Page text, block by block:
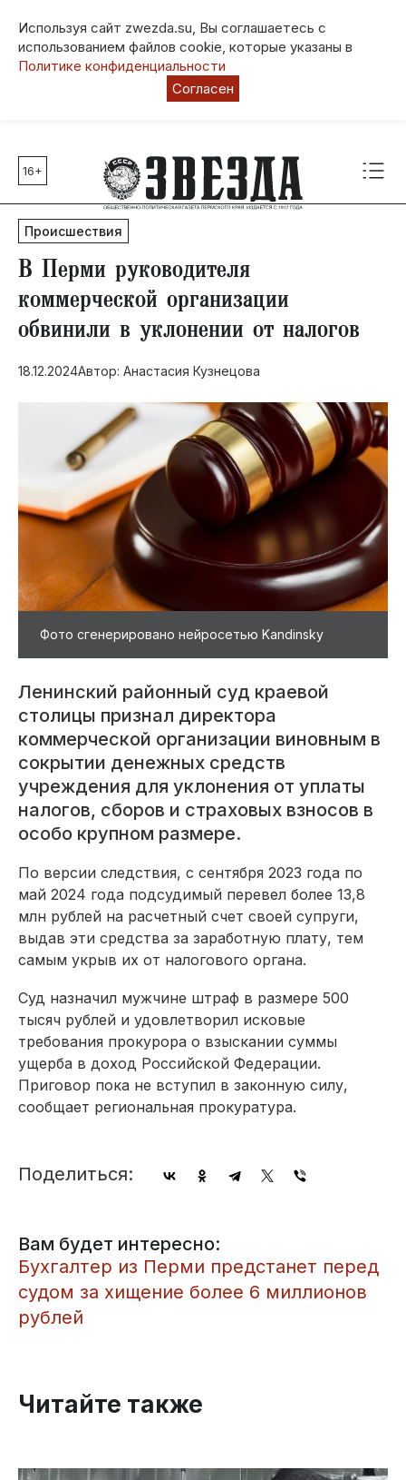
Используя сайт zwezda.su, Вы соглашаетесь с
использованием файлов cookie, которые указаны в
Политике конфиденциальности
Согласен
Главные темы
80 лет Победы
Молодежная столица РФ
СВО
Выборы в Пермском крае
Социальная поддержка
Инфраструктура
Благоустройство
16+
Происшествия
​В Перми руководителя
коммерческой организации
обвинили в уклонении от налогов
18.12.2024Автор: Анастасия Кузнецова
Фото сгенерировано нейросетью Kandinsky
Ленинский районный суд краевой
столицы признал директора
коммерческой организации виновным в
сокрытии денежных средств
учреждения для уклонения от уплаты
налогов, сборов и страховых взносов в
особо крупном размере.
По версии следствия, с сентября 2023 года по
май 2024 года подсудимый перевел более 13,8
млн рублей на расчетный счет своей супруги,
выдав эти средства за заработную плату, тем
самым укрыв их от налогового органа.
Суд назначил мужчине штраф в размере 500
тысяч рублей и удовлетворил исковые
требования прокурора о взыскании суммы
ущерба в доход Российской Федерации.
Приговор пока не вступил в законную силу,
сообщает региональная прокуратура.
Поделиться:
Вам будет интересно:
​Бухгалтер из Перми предстанет перед
судом за хищение более 6 миллионов
рублей
Читайте также